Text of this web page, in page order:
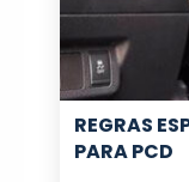
REGRAS
PARA PCD